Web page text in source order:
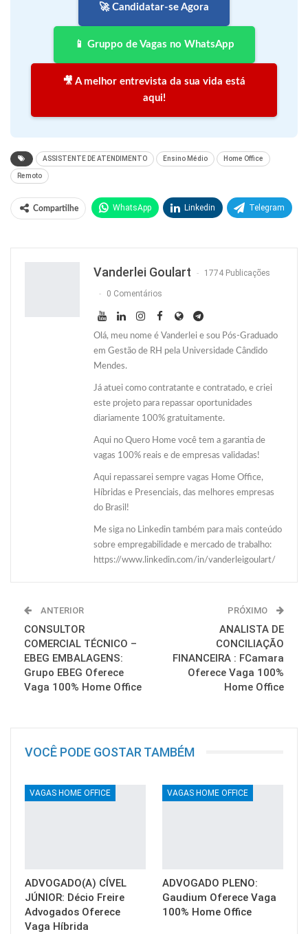
🚀 Candidatar-se Agora
📱 Gruppo de Vagas no WhatsApp
🎥 A melhor entrevista da sua vida está
aqui!
ASSISTENTE DE ATENDIMENTO Ensino Médio Home Office
Remoto
Compartilhe WhatsApp Linkedin Telegram
Vanderlei Goulart 1774 Publicações
0 Comentários
Olá, meu nome é Vanderlei e sou Pós-Graduado
em Gestão de RH pela Universidade Cândido
Mendes.
Já atuei como contratante e contratado, e criei
este projeto para repassar oportunidades
diariamente 100% gratuitamente.
Aqui no Quero Home você tem a garantia de
vagas 100% reais e de empresas validadas!
Aqui repassarei sempre vagas Home Office,
Híbridas e Presenciais, das melhores empresas
do Brasil!
Me siga no Linkedin também para mais conteúdo
sobre empregabilidade e mercado de trabalho:
https://www.linkedin.com/in/vanderleigoulart/
ANTERIOR
CONSULTOR
COMERCIAL TÉCNICO –
EBEG EMBALAGENS:
Grupo EBEG Oferece
Vaga 100% Home Office
PRÓXIMO
ANALISTA DE
CONCILIAÇÃO
FINANCEIRA : FCamara
Oferece Vaga 100%
Home Office
VOCÊ PODE GOSTAR TAMBÉM
VAGAS HOME OFFICE
ADVOGADO(A) CÍVEL
JÚNIOR: Décio Freire
Advogados Oferece
Vaga Híbrida
VAGAS HOME OFFICE
ADVOGADO PLENO:
Gaudium Oferece Vaga
100% Home Office